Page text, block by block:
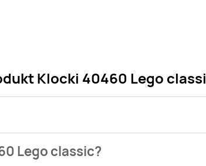
Klocki 40460 Lego
Lego classic?